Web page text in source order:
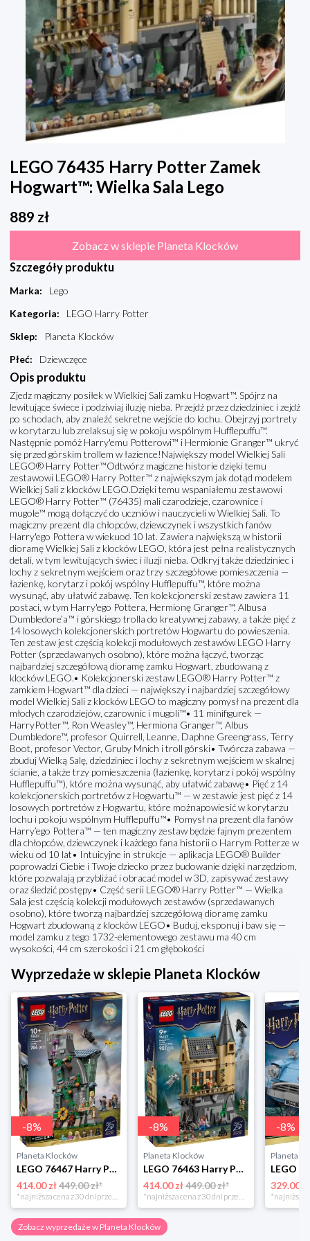
LEGO 76435 Harry Potter Zamek
Hogwart™: Wielka Sala Lego
889 zł
Zobacz w sklepie Planeta Klocków
Szczegóły produktu
Marka:
Lego
Kategoria:
LEGO Harry Potter
Sklep:
Planeta Klocków
Płeć: Dziewczęce
Opis produktu
Zjedz magiczny posiłek w Wielkiej Sali zamku Hogwart™. Spójrz na
lewitujące świece i podziwiaj iluzję nieba. Przejdź przez dziedziniec i zejdź
po schodach, aby znaleźć sekretne wejście do lochu. Obejrzyj portrety
w korytarzu lub zrelaksuj się w pokoju wspólnym Hufflepuffu™.
Następnie pomóż Harry'emu Potterowi™ i Hermionie Granger™ ukryć
się przed górskim trollem w łazience!Największy model Wielkiej Sali
LEGO® Harry Potter™Odtwórz magiczne historie dzięki temu
zestawowi LEGO® Harry Potter™ z największym jak dotąd modelem
Wielkiej Sali z klocków LEGO.Dzięki temu wspaniałemu zestawowi
LEGO® Harry Potter™ (76435) mali czarodzieje, czarownice i
mugole™ mogą dołączyć do uczniów i nauczycieli w Wielkiej Sali. To
magiczny prezent dla chłopców, dziewczynek i wszystkich fanów
Harry'ego Pottera w wiekuod 10 lat. Zawiera największą w historii
dioramę Wielkiej Sali z klocków LEGO, która jest pełna realistycznych
detali, w tym lewitujących świec i iluzji nieba. Odkryj także dziedziniec i
lochy z sekretnym wejściem oraz trzy szczegółowe pomieszczenia —
łazienkę, korytarz i pokój wspólny Hufflepuffu™, które można
wysunąć, aby ułatwić zabawę. Ten kolekcjonerski zestaw zawiera 11
postaci, w tym Harry'ego Pottera, Hermionę Granger™, Albusa
Dumbledore’a™ i górskiego trolla do kreatywnej zabawy, a także pięć z
14 losowych kolekcjonerskich portretów Hogwartu do powieszenia.
Ten zestaw jest częścią kolekcji modułowych zestawów LEGO Harry
Potter (sprzedawanych osobno), które można łączyć, tworząc
najbardziej szczegółową dioramę zamku Hogwart, zbudowaną z
klocków LEGO.• Kolekcjonerski zestaw LEGO® Harry Potter™ z
zamkiem Hogwart™ dla dzieci — największy i najbardziej szczegółowy
model Wielkiej Sali z klocków LEGO to magiczny pomysł na prezent dla
młodych czarodziejów, czarownic i mugoli™• 11 minifigurek —
HarryPotter™, Ron Weasley™, Hermiona Granger™, Albus
Dumbledore™, profesor Quirrell, Leanne, Daphne Greengrass, Terry
Boot, profesor Vector, Gruby Mnich i troll górski• Twórcza zabawa —
zbuduj Wielką Salę, dziedziniec i lochy z sekretnym wejściem w skalnej
ścianie, a także trzy pomieszczenia (łazienkę, korytarz i pokój wspólny
Hufflepuffu™), które można wysunąć, aby ułatwić zabawę• Pięć z 14
kolekcjonerskich portretów z Hogwartu™ — w zestawie jest pięć z 14
losowych portretów z Hogwartu, które możnapowiesić w korytarzu
lochu i pokoju wspólnym Hufflepuffu™• Pomysł na prezent dla fanów
Harry’ego Pottera™ — ten magiczny zestaw będzie fajnym prezentem
dla chłopców, dziewczynek i każdego fana historii o Harrym Potterze w
wieku od 10 lat• Intuicyjne in strukcje — aplikacja LEGO® Builder
poprowadzi Ciebie i Twoje dziecko przez budowanie dzięki narzędziom,
które pozwalają przybliżać i obracać model w 3D, zapisywać zestawy
oraz śledzić postępy• Część serii LEGO® Harry Potter™ — Wielka
Sala jest częścią kolekcji modułowych zestawów (sprzedawanych
osobno), które tworzą najbardziej szczegółową dioramę zamku
Hogwart zbudowaną z klocków LEGO• Buduj, eksponuj i baw się —
model zamku z tego 1732-elementowego zestawu ma 40 cm
wysokości, 44 cm szerokości i 21 cm głębokości
Wyprzedaże w sklepie Planeta Klocków
-8%
Planeta Klocków
LEGO 76467 Harry Potter Dom Luny Lovegood Lego
414.00 zł449.00 zł*
*najniższa cena z 30 dni przed obniżką
-8%
Planeta Klocków
LEGO 76463 Harry Potter Zamek Hogwart: skrzydło szpitalne Lego
414.00 zł 449.00 zł*
*najniższa cena z 30 dni przed obniżką
-8%
Planeta
329.00 zł
Zobacz wyprzedaże w Planeta Klocków